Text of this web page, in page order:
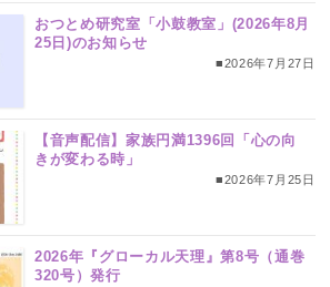
おつとめ研究室「小鼓教室」(2026年8月
25日)のお知らせ
■2026年7月27日
【音声配信】家族円満1396回「心の向
きが変わる時」
■2026年7月25日
2026年『グローカル天理』第8号（通巻
320号）発行